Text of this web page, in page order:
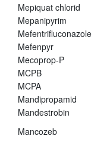
Mepiquat chlorid
Mepanipyrim
Mefentrifluconazole
Mefenpyr
Mecoprop-P
MCPB
MCPA
Mandipropamid
Mandestrobin
Mancozeb